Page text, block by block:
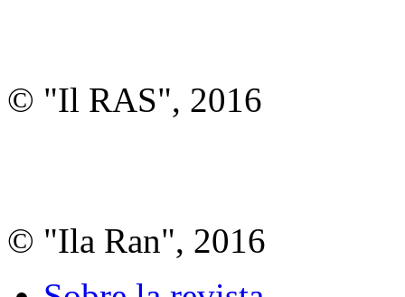
© "Il RAS", 2016
© "Ila Ran", 2016